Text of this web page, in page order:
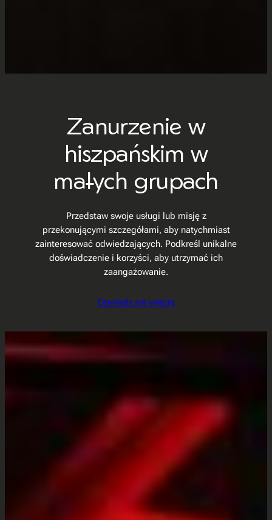
Zanurzenie w
hiszpańskim w
małych grupach
Przedstaw swoje usługi lub misję z
przekonującymi szczegółami, aby natychmiast
zainteresować odwiedzających. Podkreśl unikalne
doświadczenie i korzyści, aby utrzymać ich
zaangażowanie.
Dowiedz się więcej